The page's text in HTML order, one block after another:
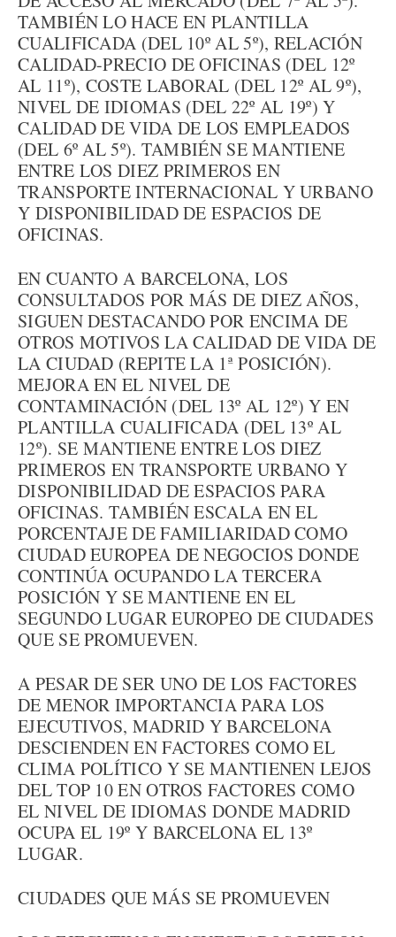
TAMBIÉN LO HACE EN PLANTILLA
CUALIFICADA (DEL 10º AL 5º), RELACIÓN
CALIDAD-PRECIO DE OFICINAS (DEL 12º
AL 11º), COSTE LABORAL (DEL 12º AL 9º),
NIVEL DE IDIOMAS (DEL 22º AL 19º) Y
CALIDAD DE VIDA DE LOS EMPLEADOS
(DEL 6º AL 5º). TAMBIÉN SE MANTIENE
ENTRE LOS DIEZ PRIMEROS EN
TRANSPORTE INTERNACIONAL Y URBANO
Y DISPONIBILIDAD DE ESPACIOS DE
OFICINAS.
EN CUANTO A BARCELONA, LOS
CONSULTADOS POR MÁS DE DIEZ AÑOS,
SIGUEN DESTACANDO POR ENCIMA DE
OTROS MOTIVOS LA CALIDAD DE VIDA DE
LA CIUDAD (REPITE LA 1ª POSICIÓN).
MEJORA EN EL NIVEL DE
CONTAMINACIÓN (DEL 13º AL 12º) Y EN
PLANTILLA CUALIFICADA (DEL 13º AL
12º). SE MANTIENE ENTRE LOS DIEZ
PRIMEROS EN TRANSPORTE URBANO Y
DISPONIBILIDAD DE ESPACIOS PARA
OFICINAS. TAMBIÉN ESCALA EN EL
PORCENTAJE DE FAMILIARIDAD COMO
CIUDAD EUROPEA DE NEGOCIOS DONDE
CONTINÚA OCUPANDO LA TERCERA
POSICIÓN Y SE MANTIENE EN EL
SEGUNDO LUGAR EUROPEO DE CIUDADES
QUE SE PROMUEVEN.
A PESAR DE SER UNO DE LOS FACTORES
DE MENOR IMPORTANCIA PARA LOS
EJECUTIVOS, MADRID Y BARCELONA
DESCIENDEN EN FACTORES COMO EL
CLIMA POLÍTICO Y SE MANTIENEN LEJOS
DEL TOP 10 EN OTROS FACTORES COMO
EL NIVEL DE IDIOMAS DONDE MADRID
OCUPA EL 19º Y BARCELONA EL 13º
LUGAR.
CIUDADES QUE MÁS SE PROMUEVEN